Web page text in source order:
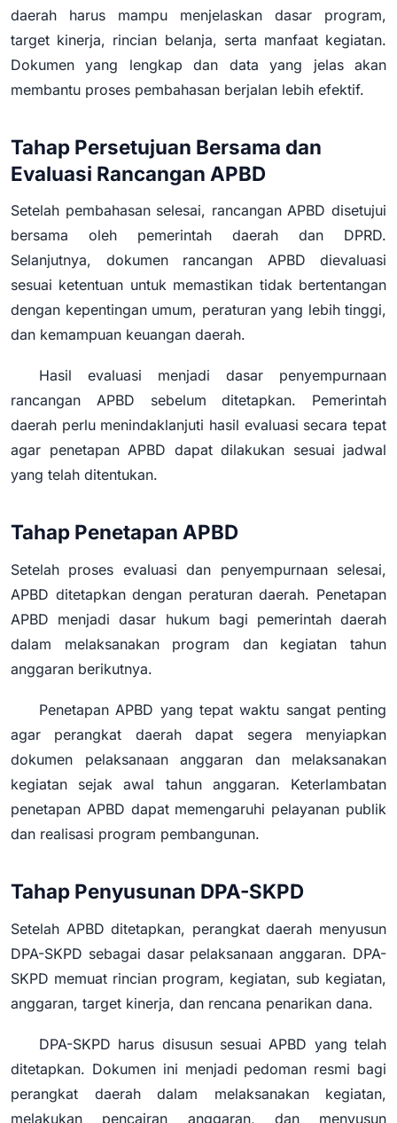
daerah harus mampu menjelaskan dasar program,
target kinerja, rincian belanja, serta manfaat kegiatan.
Dokumen yang lengkap dan data yang jelas akan
membantu proses pembahasan berjalan lebih efektif.
Tahap Persetujuan Bersama dan
Evaluasi Rancangan APBD
Setelah pembahasan selesai, rancangan APBD disetujui
bersama oleh pemerintah daerah dan DPRD.
Selanjutnya, dokumen rancangan APBD dievaluasi
sesuai ketentuan untuk memastikan tidak bertentangan
dengan kepentingan umum, peraturan yang lebih tinggi,
dan kemampuan keuangan daerah.
Hasil evaluasi menjadi dasar penyempurnaan
rancangan APBD sebelum ditetapkan. Pemerintah
daerah perlu menindaklanjuti hasil evaluasi secara tepat
agar penetapan APBD dapat dilakukan sesuai jadwal
yang telah ditentukan.
Tahap Penetapan APBD
Setelah proses evaluasi dan penyempurnaan selesai,
APBD ditetapkan dengan peraturan daerah. Penetapan
APBD menjadi dasar hukum bagi pemerintah daerah
dalam melaksanakan program dan kegiatan tahun
anggaran berikutnya.
Penetapan APBD yang tepat waktu sangat penting
agar perangkat daerah dapat segera menyiapkan
dokumen pelaksanaan anggaran dan melaksanakan
kegiatan sejak awal tahun anggaran. Keterlambatan
penetapan APBD dapat memengaruhi pelayanan publik
dan realisasi program pembangunan.
Tahap Penyusunan DPA-SKPD
Setelah APBD ditetapkan, perangkat daerah menyusun
DPA-SKPD sebagai dasar pelaksanaan anggaran. DPA-
SKPD memuat rincian program, kegiatan, sub kegiatan,
anggaran, target kinerja, dan rencana penarikan dana.
DPA-SKPD harus disusun sesuai APBD yang telah
ditetapkan. Dokumen ini menjadi pedoman resmi bagi
perangkat daerah dalam melaksanakan kegiatan,
melakukan pencairan anggaran, dan menyusun